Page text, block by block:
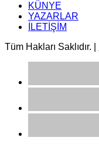
KÜNYE
YAZARLAR
İLETİŞİM
Tüm Hakları Saklıdır. |